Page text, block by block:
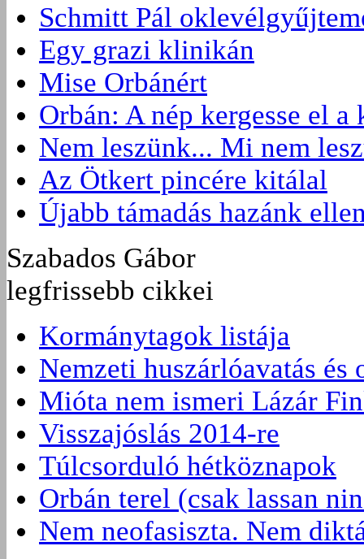
Schmitt Pál
Egy grazi klinikán
Mise Orbánért
Orbán: A nép kergesse el a
Nem leszünk... Mi nem
Az Ötkert pincére kitálal
Újabb támadás hazánk
Szabados Gábor
legfrissebb cikkei
Kormánytagok listája
Nemzeti huszárlóavatás
Mióta nem ismeri Lázár
Visszajóslás 2014-re
Túlcsorduló hétköznapok
Orbán terel (csak lassan
Nem neofasiszta. Nem